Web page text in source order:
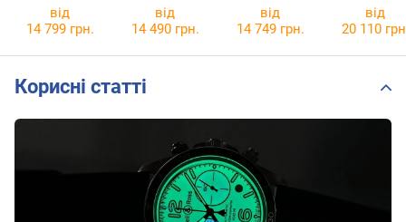
AR60079
AR11784
від
14 799 грн.
від
14 490 грн.
від
14 749 грн.
від
20 110
Корисні статті